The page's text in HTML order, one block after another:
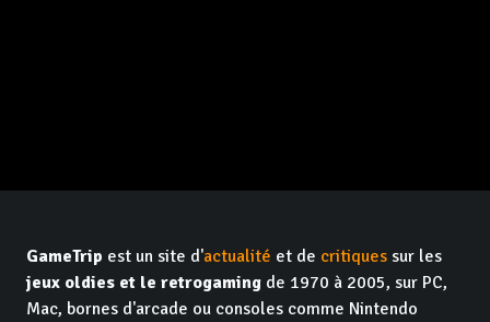
GameTrip est un site d'actualité et de critiques sur les
jeux oldies et le retrogaming de 1970 à 2005, sur PC,
Mac, bornes d'arcade ou consoles comme Nintendo